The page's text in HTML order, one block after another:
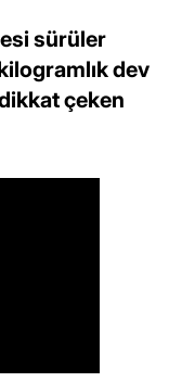
sürüler
dev
çeken